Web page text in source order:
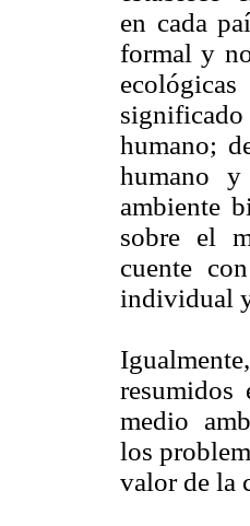
en cada
formal y
humano;
humano y
ambiente
sobre el
cuente
individual
medio
los
valor de la